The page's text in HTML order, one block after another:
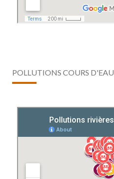
POLLUTIONS COURS D'EAU